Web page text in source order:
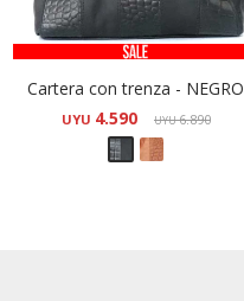
Cartera con trenza - NEGRO
UYU 4.590 UYU6.890